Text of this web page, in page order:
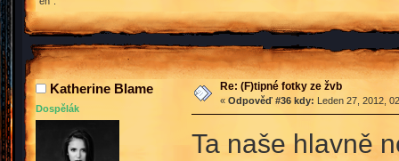
Katherine Blame
Dospělák
Re: (F)tipné fotky ze žvb
« Odpověď #36 kdy: Leden 27, 2012,
Ta naše hlavně